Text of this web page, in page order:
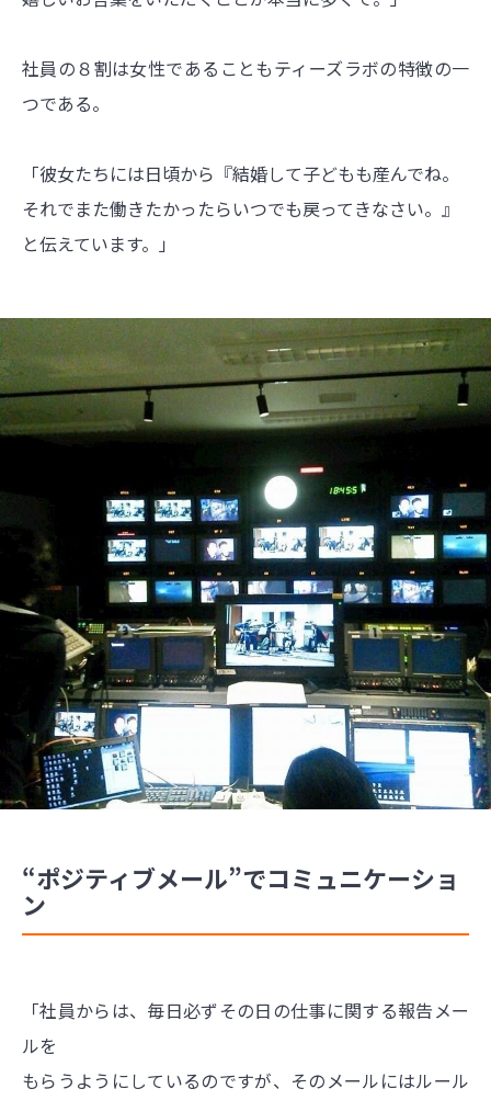
社員の８割は女性であることもティーズラボの特徴の一
つである。
「彼女たちには日頃から『結婚して子どもも産んでね。
それでまた働きたかったらいつでも戻ってきなさい。』
と伝えています。」
“ポジティブメール”でコミュニケーショ
ン
「社員からは、毎日必ずその日の仕事に関する報告メー
ルを
もらうようにしているのですが、そのメールにはルール